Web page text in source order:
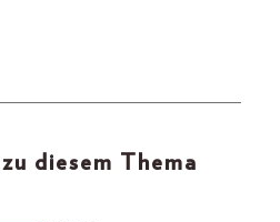
diesem Thema